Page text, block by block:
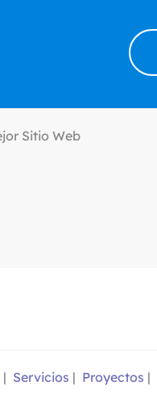
| Servicios | Proyectos |